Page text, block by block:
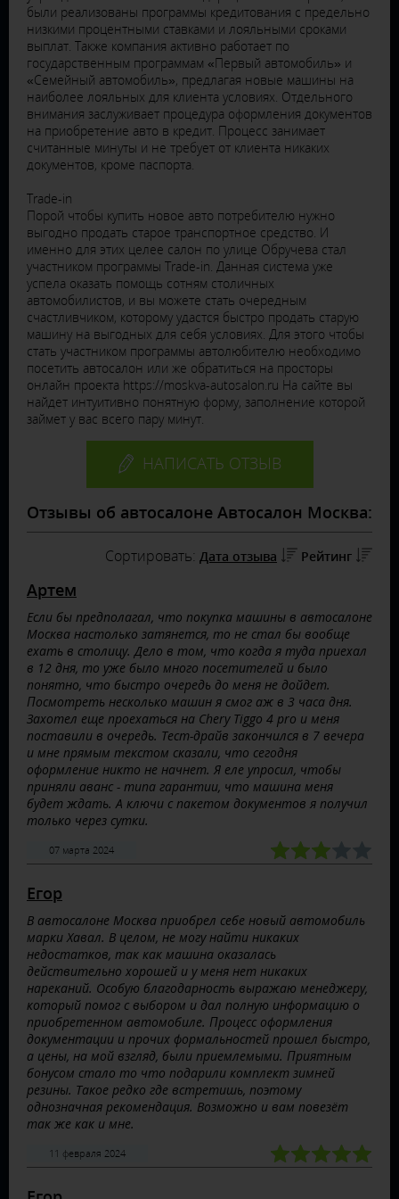
были реализованы программы кредитования с предельно
низкими процентными ставками и лояльными сроками
выплат. Также компания активно работает по
государственным программам «Первый автомобиль» и
«Семейный автомобиль», предлагая новые машины на
наиболее лояльных для клиента условиях. Отдельного
внимания заслуживает процедура оформления документов
на приобретение авто в кредит. Процесс занимает
считанные минуты и не требует от клиента никаких
документов, кроме паспорта.
Trade-in
Порой чтобы купить новое авто потребителю нужно
выгодно продать старое транспортное средство. И
именно для этих целее салон по улице Обручева стал
участником программы Trade-in. Данная система уже
успела оказать помощь сотням столичных
автомобилистов, и вы можете стать очередным
счастливчиком, которому удастся быстро продать старую
машину на выгодных для себя условиях. Для этого чтобы
стать участником программы автолюбителю необходимо
посетить автосалон или же обратиться на просторы
онлайн проекта https://moskva-autosalon.ru На сайте вы
найдет интуитивно понятную форму, заполнение которой
займет у вас всего пару минут.
НАПИСАТЬ ОТЗЫВ
Отзывы об автосалоне Автосалон Москва:
Сортировать: Дата отзыва Рейтинг
Артем
Если бы предполагал, что покупка машины в автосалоне
Москва настолько затянется, то не стал бы вообще
ехать в столицу. Дело в том, что когда я туда приехал
в 12 дня, то уже было много посетителей и было
понятно, что быстро очередь до меня не дойдет.
Посмотреть несколько машин я смог аж в 3 часа дня.
Захотел еще проехаться на Chery Tiggo 4 pro и меня
поставили в очередь. Тест-драйв закончился в 7 вечера
и мне прямым текстом сказали, что сегодня
оформление никто не начнет. Я еле упросил, чтобы
приняли аванс - типа гарантии, что машина меня
будет ждать. А ключи с пакетом документов я получил
только через сутки.
07 марта 2024
Егор
В автосалоне Москва приобрел себе новый автомобиль
марки Хавал. В целом, не могу найти никаких
недостатков, так как машина оказалась
действительно хорошей и у меня нет никаких
нареканий. Особую благодарность выражаю менеджеру,
который помог с выбором и дал полную информацию о
приобретенном автомобиле. Процесс оформления
документации и прочих формальностей прошел быстро,
а цены, на мой взгляд, были приемлемыми. Приятным
бонусом стало то что подарили комплект зимней
резины. Такое редко где встретишь, поэтому
однозначная рекомендация. Возможно и вам повезёт
так же как и мне.
11 февраля 2024